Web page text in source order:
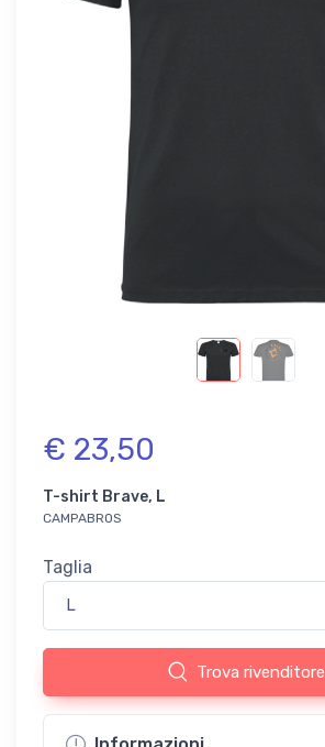
€ 23,50
T-shirt Brave, L
CAMPABROS
Taglia
Trova rivenditore